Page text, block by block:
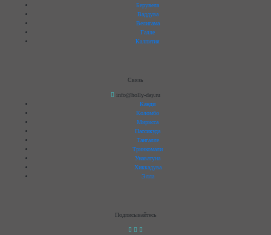
Берувела
Ваддува
Велигама
Галле
Калпития
Связь
info@holly-day.ru
Канди
Коломбо
Мирисса
Пассикуда
Тангалле
Тринкомали
Унаватуна
Хиккадува
Элла
Подписывайтесь